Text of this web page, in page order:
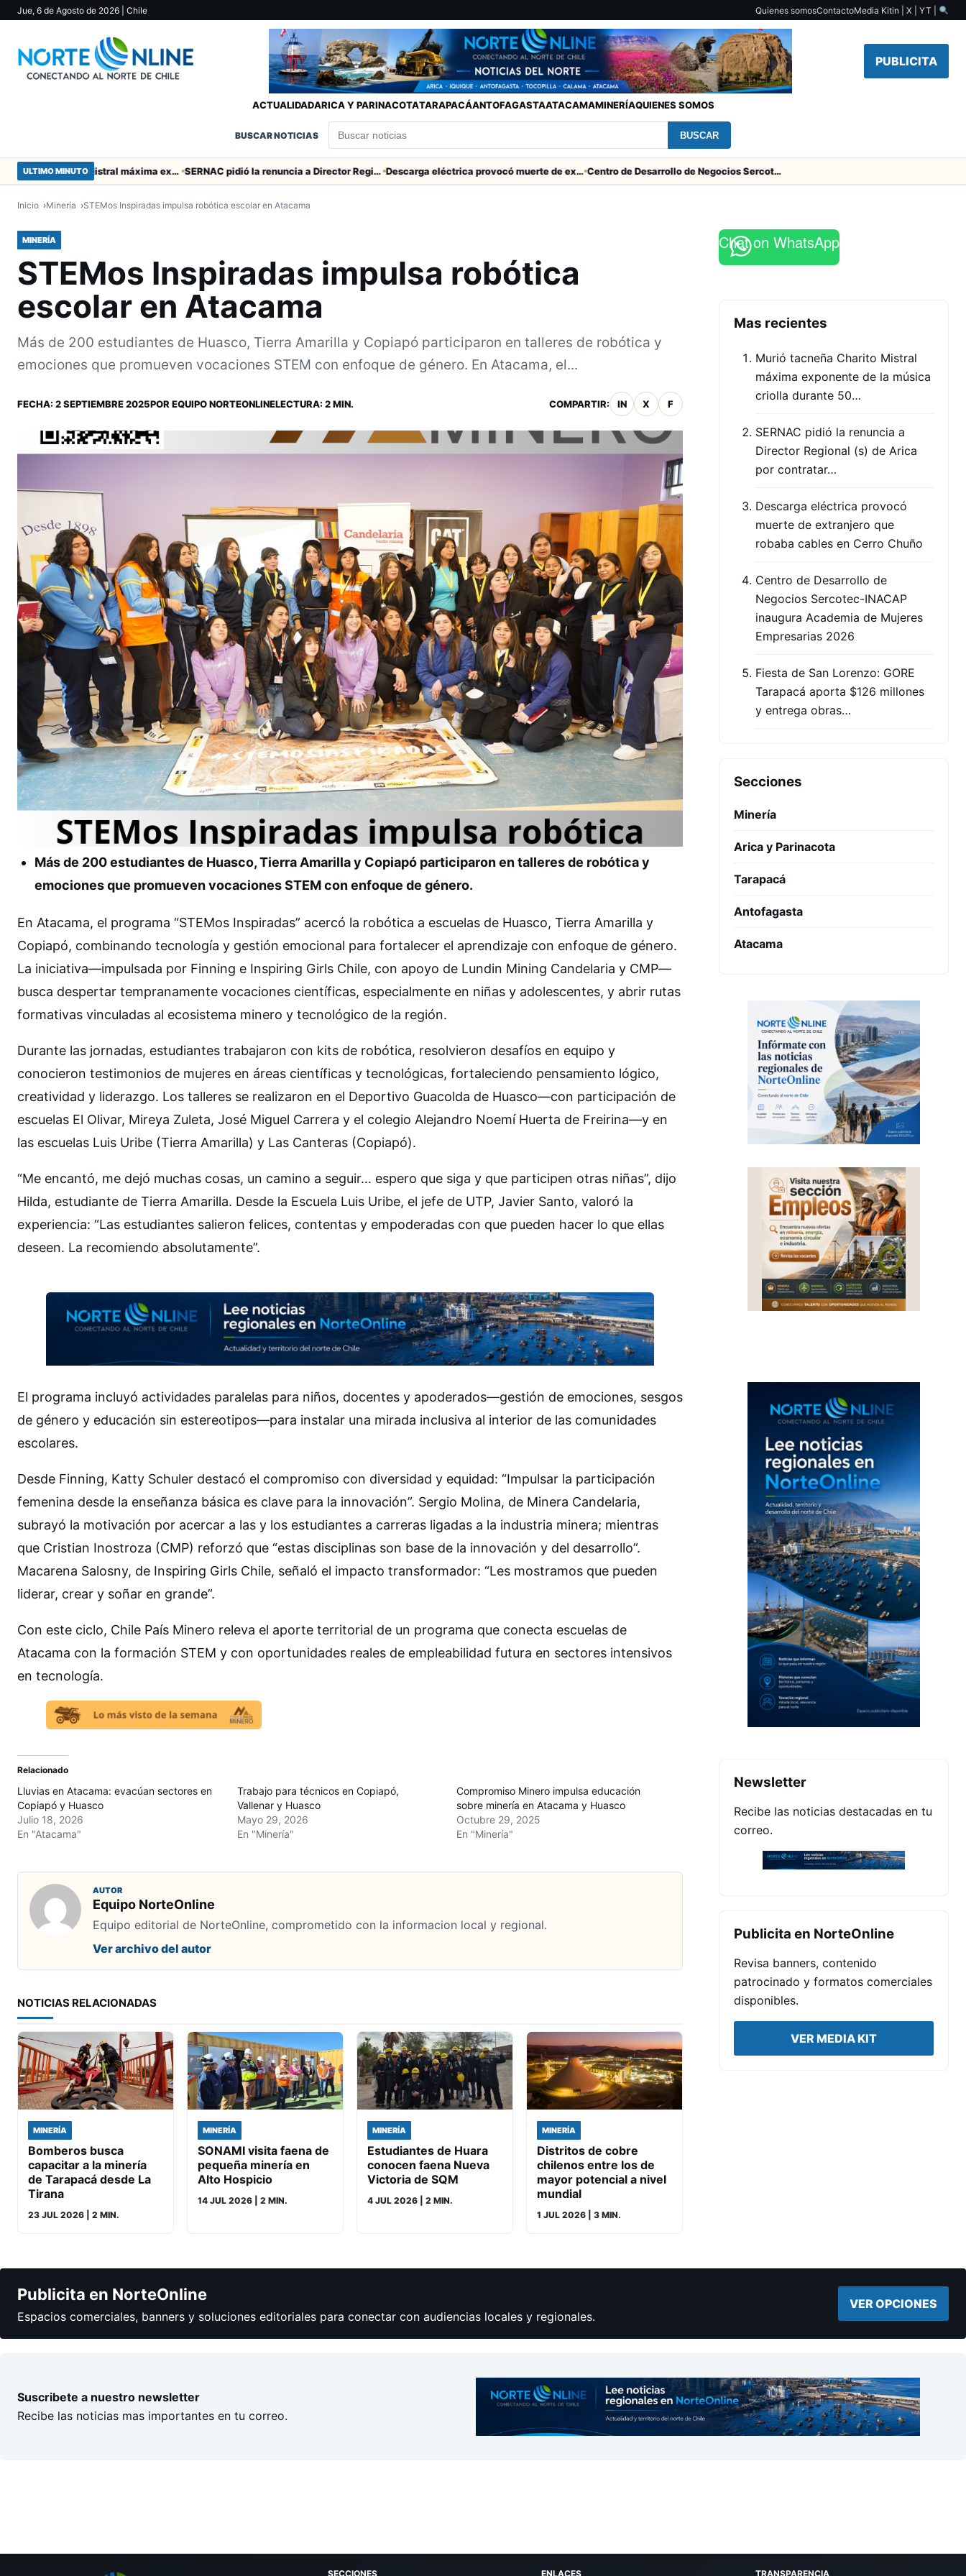
Jue, 6 de Agosto de 2026 | Chile Quienes somosContactoMedia Kitin | X | YT |
PUBLICITA
ACTUALIDADARICA Y PARINACOTATARAPACÁANTOFAGASTAATACAMAMINERÍAQUIENES SOMOS
BUSCAR NOTICIAS BUSCAR
ULTIMO MINUTO Murió tacneña Charito Mistral máxima exponente de la música criolla durante 50 años SERNAC pidió la renuncia a Director Regional (s) de Arica por contratar solo a militantes del Gobierno Descarga eléctrica provocó muerte de extranjero que robaba cables en Cerro Chuño Centro de Desarrollo de Negocios Sercotec-INACAP inaugura Academia de Mujeres Empresarias 2026
Inicio Minería STEMos Inspiradas impulsa robótica escolar en Atacama
MINERÍA
STEMos Inspiradas impulsa robótica
escolar en Atacama
Más de 200 estudiantes de Huasco, Tierra Amarilla y Copiapó participaron en talleres de robótica y
emociones que promueven vocaciones STEM con enfoque de género. En Atacama, el...
FECHA: 2 SEPTIEMBRE 2025POR EQUIPO NORTEONLINELECTURA: 2 MIN. COMPARTIR: IN X F
Más de 200 estudiantes de Huasco, Tierra Amarilla y Copiapó participaron en talleres de robótica y
emociones que promueven vocaciones STEM con enfoque de género.
En Atacama, el programa “STEMos Inspiradas” acercó la robótica a escuelas de Huasco, Tierra Amarilla y
Copiapó, combinando tecnología y gestión emocional para fortalecer el aprendizaje con enfoque de género.
La iniciativa—impulsada por Finning e Inspiring Girls Chile, con apoyo de Lundin Mining Candelaria y CMP—
busca despertar tempranamente vocaciones científicas, especialmente en niñas y adolescentes, y abrir rutas
formativas vinculadas al ecosistema minero y tecnológico de la región.
Durante las jornadas, estudiantes trabajaron con kits de robótica, resolvieron desafíos en equipo y
conocieron testimonios de mujeres en áreas científicas y tecnológicas, fortaleciendo pensamiento lógico,
creatividad y liderazgo. Los talleres se realizaron en el Deportivo Guacolda de Huasco—con participación de
escuelas El Olivar, Mireya Zuleta, José Miguel Carrera y el colegio Alejandro Noemí Huerta de Freirina—y en
las escuelas Luis Uribe (Tierra Amarilla) y Las Canteras (Copiapó).
“Me encantó, me dejó muchas cosas, un camino a seguir… espero que siga y que participen otras niñas”, dijo
Hilda, estudiante de Tierra Amarilla. Desde la Escuela Luis Uribe, el jefe de UTP, Javier Santo, valoró la
experiencia: “Las estudiantes salieron felices, contentas y empoderadas con que pueden hacer lo que ellas
deseen. La recomiendo absolutamente”.
El programa incluyó actividades paralelas para niños, docentes y apoderados—gestión de emociones, sesgos
de género y educación sin estereotipos—para instalar una mirada inclusiva al interior de las comunidades
escolares.
Desde Finning, Katty Schuler destacó el compromiso con diversidad y equidad: “Impulsar la participación
femenina desde la enseñanza básica es clave para la innovación”. Sergio Molina, de Minera Candelaria,
subrayó la motivación por acercar a las y los estudiantes a carreras ligadas a la industria minera; mientras
que Cristian Inostroza (CMP) reforzó que “estas disciplinas son base de la innovación y del desarrollo”.
Macarena Salosny, de Inspiring Girls Chile, señaló el impacto transformador: “Les mostramos que pueden
liderar, crear y soñar en grande”.
Con este ciclo, Chile País Minero releva el aporte territorial de un programa que conecta escuelas de
Atacama con la formación STEM y con oportunidades reales de empleabilidad futura en sectores intensivos
en tecnología.
Relacionado
Lluvias en Atacama: evacúan sectores en
Copiapó y Huasco
Julio 18, 2026
En "Atacama"
Trabajo para técnicos en Copiapó,
Vallenar y Huasco
Mayo 29, 2026
En "Minería"
Compromiso Minero impulsa educación
sobre minería en Atacama y Huasco
Octubre 29, 2025
En "Minería"
AUTOR
Equipo NorteOnline
Equipo editorial de NorteOnline, comprometido con la informacion local y regional.
Ver archivo del autor
NOTICIAS RELACIONADAS
MINERÍA
Bomberos busca
capacitar a la minería
de Tarapacá desde La
Tirana
23 JUL 2026 | 2 MIN.
MINERÍA
SONAMI visita faena de
pequeña minería en
Alto Hospicio
14 JUL 2026 | 2 MIN.
MINERÍA
Estudiantes de Huara
conocen faena Nueva
Victoria de SQM
4 JUL 2026 | 2 MIN.
MINERÍA
Distritos de cobre
chilenos entre los de
mayor potencial a nivel
mundial
1 JUL 2026 | 3 MIN.
Chat on WhatsApp
Mas recientes
Murió tacneña Charito Mistral
máxima exponente de la música
criolla durante 50…
SERNAC pidió la renuncia a
Director Regional (s) de Arica
por contratar…
Descarga eléctrica provocó
muerte de extranjero que
robaba cables en Cerro Chuño
Centro de Desarrollo de
Negocios Sercotec-INACAP
inaugura Academia de Mujeres
Empresarias 2026
Fiesta de San Lorenzo: GORE
Tarapacá aporta $126 millones
y entrega obras…
Secciones
Minería
Arica y Parinacota
Tarapacá
Antofagasta
Atacama
Newsletter
Recibe las noticias destacadas en tu
correo.
Publicita en NorteOnline
Revisa banners, contenido
patrocinado y formatos comerciales
disponibles.
VER MEDIA KIT
Publicita en NorteOnline
Espacios comerciales, banners y soluciones editoriales para conectar con audiencias locales y regionales.
VER OPCIONES
Suscribete a nuestro newsletter
Recibe las noticias mas importantes en tu correo.
SECCIONES ENLACES TRANSPARENCIA